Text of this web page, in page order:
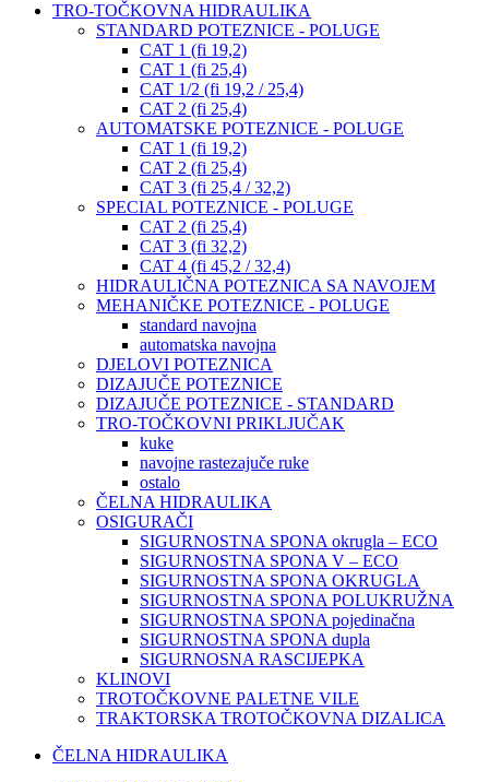
TRO-TOČKOVNA HIDRAULIKA
STANDARD POTEZNICE - POLUGE
CAT 1 (fi 19,2)
CAT 1 (fi 25,4)
CAT 1/2 (fi 19,2 / 25,4)
CAT 2 (fi 25,4)
AUTOMATSKE POTEZNICE - POLUGE
CAT 1 (fi 19,2)
CAT 2 (fi 25,4)
CAT 3 (fi 25,4 / 32,2)
SPECIAL POTEZNICE - POLUGE
CAT 2 (fi 25,4)
CAT 3 (fi 32,2)
CAT 4 (fi 45,2 / 32,4)
HIDRAULIČNA POTEZNICA SA NAVOJEM
MEHANIČKE POTEZNICE - POLUGE
standard navojna
automatska navojna
DJELOVI POTEZNICA
DIZAJUČE POTEZNICE
DIZAJUČE POTEZNICE - STANDARD
TRO-TOČKOVNI PRIKLJUČAK
kuke
navojne rastezajuče ruke
ostalo
ČELNA HIDRAULIKA
OSIGURAČI
SIGURNOSTNA SPONA okrugla – ECO
SIGURNOSTNA SPONA V – ECO
SIGURNOSTNA SPONA OKRUGLA
SIGURNOSTNA SPONA POLUKRUŽNA
SIGURNOSTNA SPONA pojedinačna
SIGURNOSTNA SPONA dupla
SIGURNOSNA RASCIJEPKA
KLINOVI
TROTOČKOVNE PALETNE VILE
TRAKTORSKA TROTOČKOVNA DIZALICA
ČELNA HIDRAULIKA